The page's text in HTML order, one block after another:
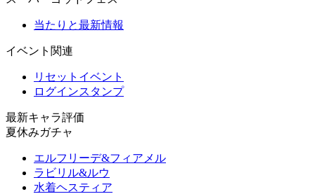
当たりと最新情報
イベント関連
リセットイベント
ログインスタンプ
最新キャラ評価
夏休みガチャ
エルフリーデ&フィアメル
ラビリル&ルウ
水着ヘスティア